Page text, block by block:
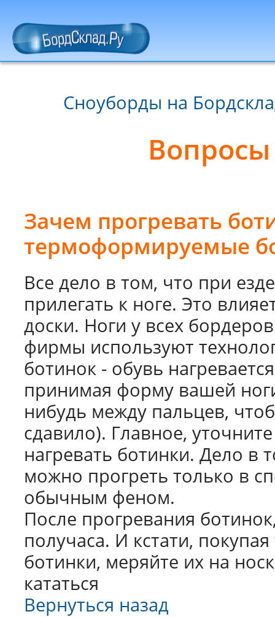
Сноуборды на
Зачем прогревать
термоформируемые
Все дело в том, что при
прилегать к ноге. Это
доски. Ноги у всех
фирмы используют
ботинок - обувь
принимая форму вашей
нибудь между пальцев,
сдавило). Главное,
нагревать ботинки. Дело в
можно прогреть только в
обычным феном.
После прогревания
получаса. И кстати,
ботинки, меряйте их на
кататься
Вернуться назад